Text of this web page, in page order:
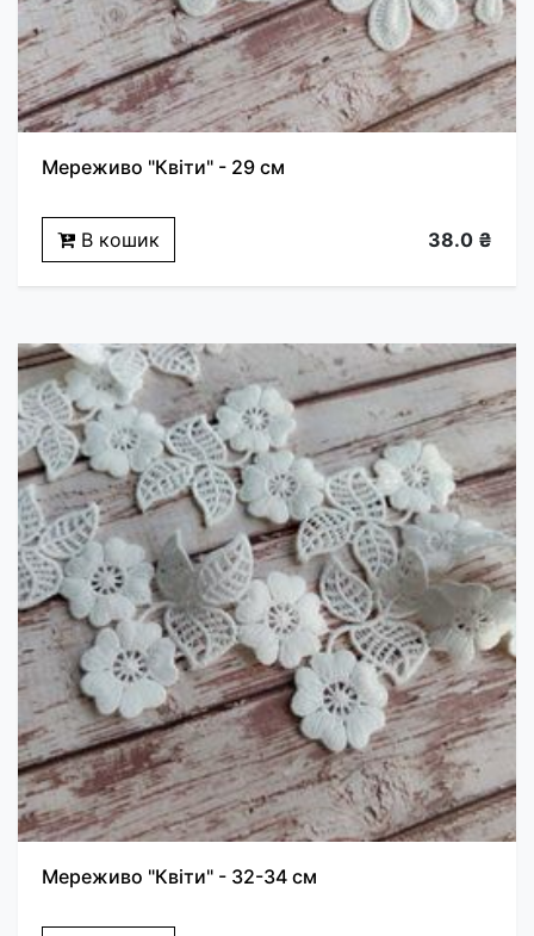
Мереживо "Квіти" - 29 см
В кошик 38.0 ₴
Мереживо "Квіти" - 32-34 см